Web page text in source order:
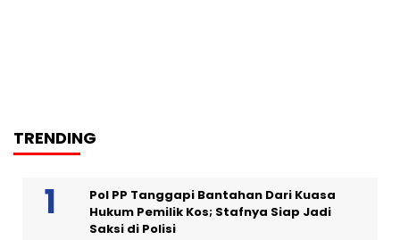
TRENDING
Pol PP Tanggapi Bantahan Dari Kuasa
Hukum Pemilik Kos; Stafnya Siap Jadi
Saksi di Polisi